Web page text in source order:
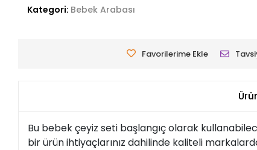
Kategori: Bebek Arabası
Favorilerime Ekle
Bu bebek çeyiz seti başlangıç olarak
bir ürün ihtiyaçlarınız dahilinde kaliteli